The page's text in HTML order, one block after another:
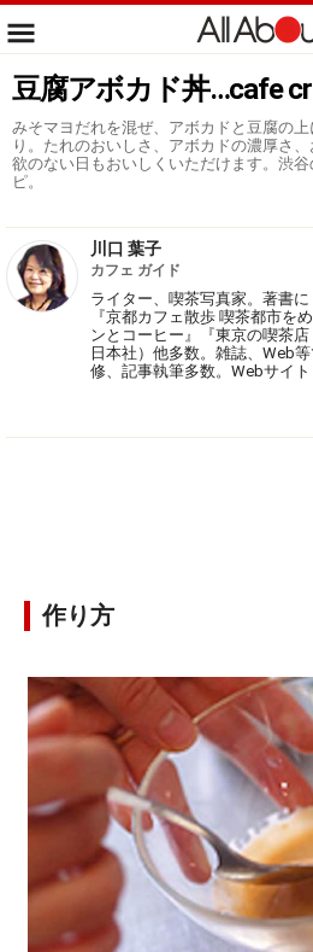
豆腐アボカド丼…cafe
みそマヨだれを混ぜ、アボカドと豆腐の
り。たれのおいしさ、アボカドの濃厚さ
欲のない日もおいしくいただけます。渋
ピ。
川口 葉子
カフェ ガイド
ライター、喫茶写真家。著書に
『京都カフェ散歩 喫茶都市を
ンとコーヒー』『東京の喫茶
日本社）他多数。雑誌、Web
修、記事執筆多数。Webサイ
作り方